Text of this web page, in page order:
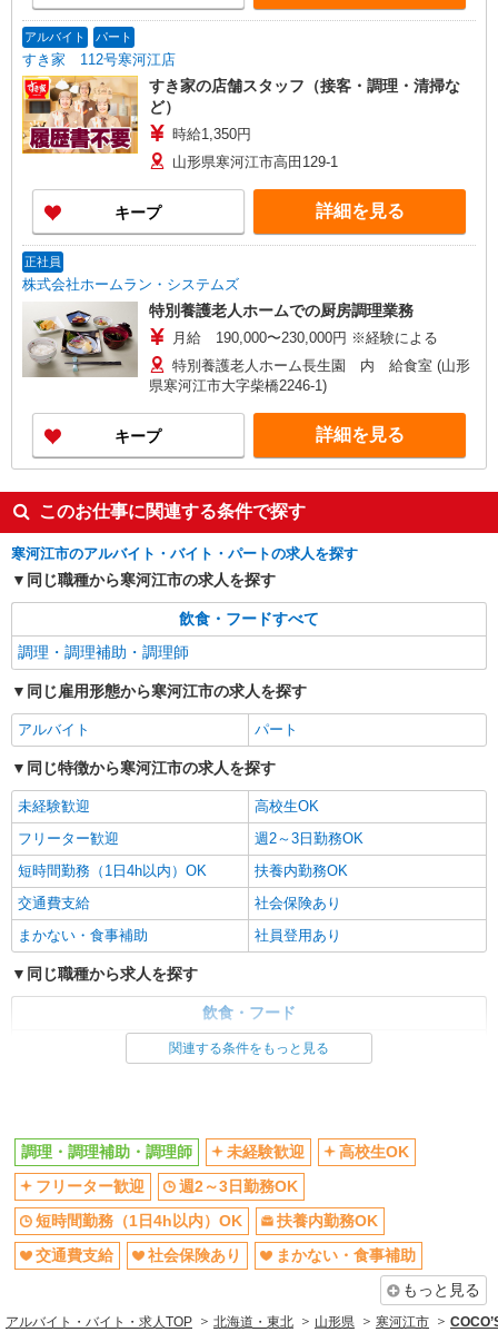
アルバイト パート
すき家 112号寒河江店
すき家の店舗スタッフ（接客・調理・清掃な
ど）
時給1,350円
山形県寒河江市高田129-1
キープ 詳細を見る
正社員
株式会社ホームラン・システムズ
特別養護老人ホームでの厨房調理業務
月給 190,000〜230,000円 ※経験による
特別養護老人ホーム長生園 内 給食室 (山形
県寒河江市大字柴橋2246-1)
キープ 詳細を見る
このお仕事に関連する条件で探す
寒河江市のアルバイト・バイト・パートの求人を探す
同じ職種から寒河江市の求人を探す
飲食・フードすべて
調理・調理補助・調理師
同じ雇用形態から寒河江市の求人を探す
アルバイト パート
同じ特徴から寒河江市の求人を探す
未経験歓迎
高校生OK
フリーター歓迎
週2～3日勤務OK
短時間勤務（1日4h以内）OK
扶養内勤務OK
交通費支給
社会保険あり
まかない・食事補助
社員登用あり
同じ職種から求人を探す
飲食・フード
調理・調理補助・調理師
週2～3日勤務OK
短時間勤務（1日4h以内）OK
扶養内勤務OK
交通費支給
社会保険あり
まかない・食事補助
社員登用あり
関連する条件をもっと見る
調理・調理補助・調理師 未経験歓迎
高校生OK
フリーター歓迎
週2～3日勤務OK
短時間勤務（1日4h以内）OK
扶養内勤務OK
交通費支給
社会保険あり
まかない・食事補助
もっと見る
アルバイト・バイト・求人TOP 北海道・東北 山形県 寒河江市